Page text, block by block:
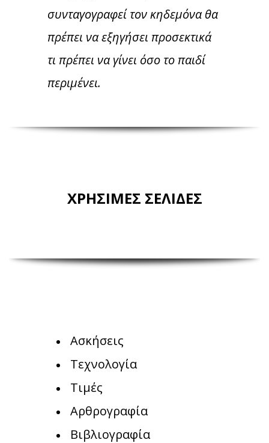
συνταγογραφεί τον κηδεμόνα θα
πρέπει να εξηγήσει προσεκτικά
τι πρέπει να γίνει όσο το παιδί
περιμένει.
ΧΡΗΣΙΜΕΣ ΣΕΛΙΔΕΣ
Ασκήσεις
Τεχνολογία
Τιμές
Αρθρογραφία
Βιβλιογραφία